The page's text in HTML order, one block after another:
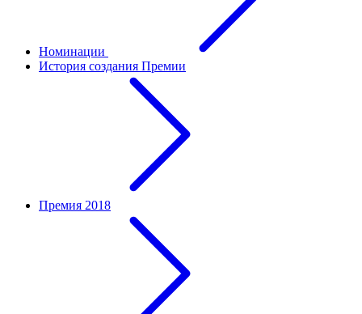
Номинации
История создания Премии
Премия 2018